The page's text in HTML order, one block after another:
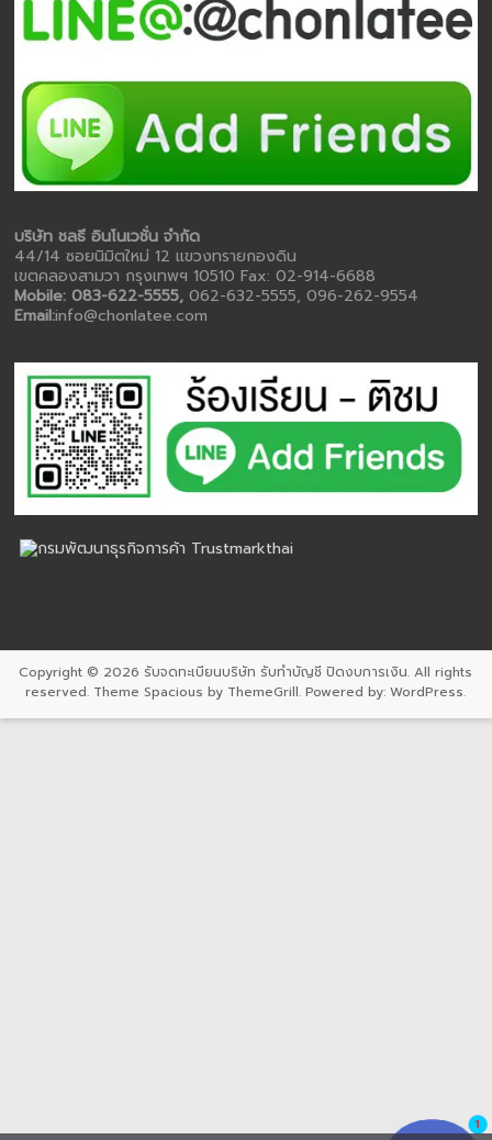
บริษัท ชลธี อินโนเวชั่น จำกัด
44/14 ซอยนิมิตใหม่ 12 แขวงทรายกองดิน
เขตคลองสามวา กรุงเทพฯ 10510 Fax: 02-914-6688
Mobile: 083-622-5555,062-632-5555, 096-262-9554
Email:info@chonlatee.com
Copyright © 2026 รับจดทะเบียนบริษัท รับทำบัญชี ปิดงบการเงิน. All rights
reserved. ThemeSpacious by ThemeGrill. Powered by:WordPress.
1